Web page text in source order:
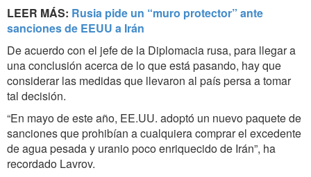
LEER MÁS: Rusia pide un “muro protector” ante
sanciones de EEUU a Irán
De acuerdo con el jefe de la Diplomacia rusa, para llegar a
una conclusión acerca de lo que está pasando, hay que
considerar las medidas que llevaron al país persa a tomar
tal decisión.
“En mayo de este año, EE.UU. adoptó un nuevo paquete de
sanciones que prohibían a cualquiera comprar el excedente
de agua pesada y uranio poco enriquecido de Irán”, ha
recordado Lavrov.